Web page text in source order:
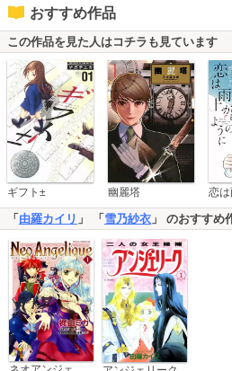
おすすめ作品
この作品を見た人はコチラも見ています
ギフト± 幽麗塔
「 由羅カイリ 」 「 雪乃紗衣 」 のおすすめ